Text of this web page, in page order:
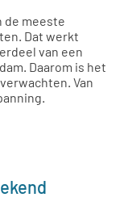
de meeste
Dat werkt
van een
Daarom is het
Van